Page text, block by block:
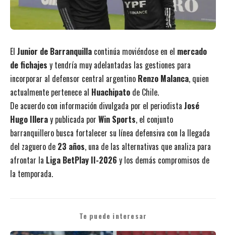
El Junior de Barranquilla continúa moviéndose en el mercado
de fichajes y tendría muy adelantadas las gestiones para
incorporar al defensor central argentino Renzo Malanca, quien
actualmente pertenece al Huachipato de Chile.
De acuerdo con información divulgada por el periodista José
Hugo Illeray publicada por Win Sports, el conjunto
barranquillero busca fortalecer su línea defensiva con la llegada
del zaguero de 23 años, una de las alternativas que analiza para
afrontar la Liga BetPlay II-2026 y los demás compromisos de
la temporada.
Te puede interesar